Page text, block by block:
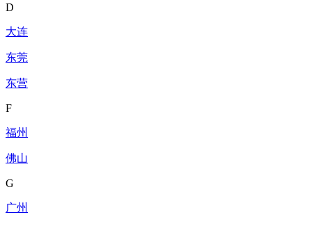
D
大连
东莞
东营
F
福州
佛山
G
广州